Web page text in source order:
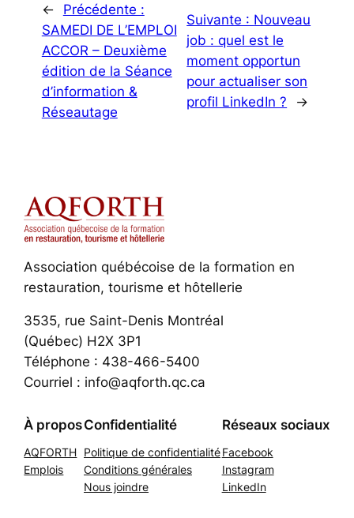
←
Précédente :
SAMEDI DE L’EMPLOI
ACCOR – Deuxième
édition de la Séance
d’information &
Réseautage
Suivante : Nouveau
job : quel est le
moment opportun
pour actualiser son
profil LinkedIn ?
→
Association québécoise de la formation en
restauration, tourisme et hôtellerie
3535, rue Saint-Denis Montréal
(Québec) H2X 3P1
Téléphone : 438-466-5400
Courriel : info@aqforth.qc.ca
À propos
AQFORTH
Emplois
Confidentialité
Politique de confidentialité
Conditions générales
Nous joindre
Réseaux sociaux
Facebook
Instagram
LinkedIn